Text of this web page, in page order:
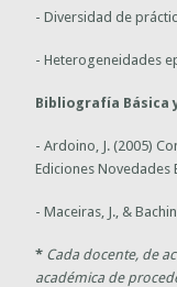
- Diversidad de
- Heterogeneidades
Bibliografía Básica
- Ardoino, J. (2005)
Ediciones Novedades
- Maceiras, J., &
* Cada docente, de
académica de